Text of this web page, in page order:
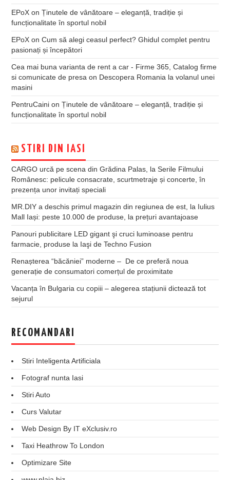
EPoX onȚinutele de vânătoare – eleganță, tradiție și
funcționalitate în sportul nobil
EPoX onCum să alegi ceasul perfect? Ghidul complet pentru
pasionați și începători
Cea mai buna varianta de rent a car - Firme 365, Catalog firme
si comunicate de presa on Descopera Romania la volanul unei
masini
PentruCaini onȚinutele de vânătoare – eleganță, tradiție și
funcționalitate în sportul nobil
STIRI DIN IASI
CARGO urcă pe scena din Grădina Palas, la Serile Filmului
Românesc: pelicule consacrate, scurtmetraje și concerte, în
prezența unor invitați speciali
MR.DIY a deschis primul magazin din regiunea de est, la Iulius
Mall Iași: peste 10.000 de produse, la prețuri avantajoase
Panouri publicitare LED gigant şi cruci luminoase pentru
farmacie, produse la Iaşi de Techno Fusion
Renașterea “băcăniei” moderne – De ce preferă noua
generație de consumatori comerțul de proximitate
Vacanța în Bulgaria cu copiii – alegerea stațiunii dictează tot
sejurul
RECOMANDARI
Stiri Inteligenta Artificiala
Fotograf nunta Iasi
Stiri Auto
Curs Valutar
Web Design By IT eXclusiv.ro
Taxi Heathrow To London
Optimizare Site